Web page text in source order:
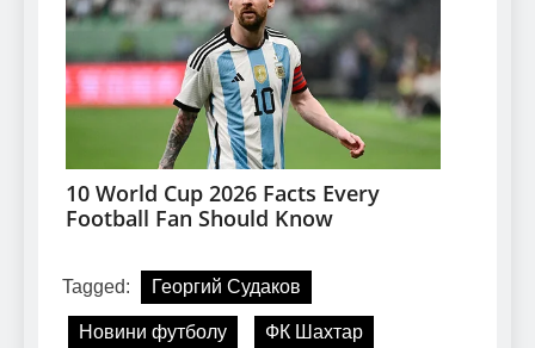
Tagged: Георгий Судаков
Новини футболу ФК Шахтар